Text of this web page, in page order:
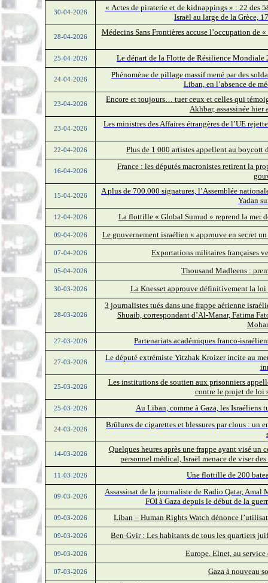
30-04-2026
« Actes de piraterie et de kidnappings » : 22 des
Israël au large de la Grèce,
28-04-2026
Médecins Sans Frontières accuse l’occupation de
25-04-2026 Le départ de la Flotte de Résilience
24-04-2026
Phénomène de pillage massif mené par des
Liban, en l’absence de
23-04-2026
Encore et toujours… tuer ceux et celles qui
Akhbar, assassinée
23-04-2026
Les ministres des Affaires étrangères de l’UE
22-04-2026 Plus de 1 000 artistes appellent au boycott
16-04-2026
France : les députés macronistes retirent la
15-04-2026
A plus de 700.000 signatures, l’Assemblée
Yadan
12-04-2026 La flottille « Global Sumud » reprend la mer
09-04-2026 Le gouvernement israélien « approuve en secret
07-04-2026 Exportations militaires françaises
05-04-2026 Thousand Madleens :
30-03-2026 La Knesset approuve définitivement la
28-03-2026
3 journalistes tués dans une frappe aérienne
Shuaib, correspondant d’Al-Manar, Fatima
27-03-2026 Partenariats académiques franco-
27-03-2026
Le député extrémiste Yitzhak Kroizer incite au
25-03-2026
Les institutions de soutien aux prisonniers
contre le projet de loi
25-03-2026 Au Liban, comme à Gaza, les Israéliens
24-03-2026
Brûlures de cigarettes et blessures par clous : un
14-03-2026
Quelques heures après une frappe ayant visé un
personnel médical, Israël menace de viser
11-03-2026 Une flottille de 200
09-03-2026
Assassinat de la journaliste de Radio Qatar,
FOI à Gaza depuis le début de la
09-03-2026 Liban – Human Rights Watch dénonce
09-03-2026 Ben-Gvir : Les habitants de tous les quartiers
09-03-2026 Europe. Elnet, au
07-03-2026 Gaza à nouveau